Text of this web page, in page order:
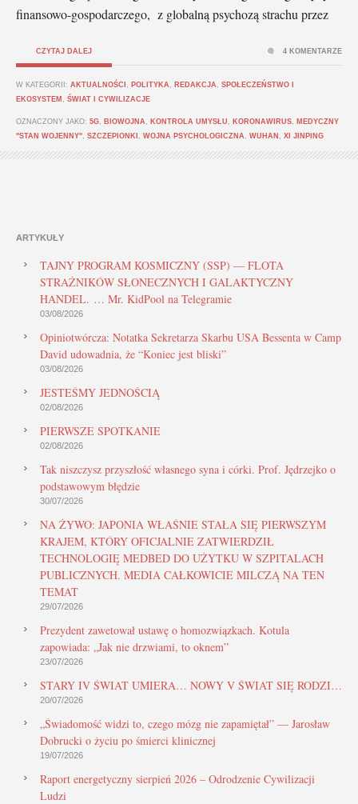
finansowo-gospodarczego, z globalną psychozą strachu przez
CZYTAJ DALEJ
W KATEGORII: AKTUALNOŚCI POLITYKA REDAKCJA
SPOŁECZEŃSTWO I
EKOSYSTEM
ŚWIAT I CYWILIZACJE
OZNACZONY JAKO: 5G BIOWOJNA KONTROLA UMYSŁU KORONAWIRUS
MEDYCZNY
"STAN WOJENNY" SZCZEPIONKI WOJNA PSYCHOLOGICZNA WUHAN XI JINPING
4 KOMENTARZE
ARTYKUŁY
TAJNY PROGRAM KOSMICZNY (SSP) — FLOTA
STRAŻNIKÓW SŁONECZNYCH I GALAKTYCZNY
HANDEL. … Mr. KidPool na Telegramie
03/08/2026
Opiniotwórcza: Notatka Sekretarza Skarbu USA Bessenta w Camp
David udowadnia, że “Koniec jest bliski”
03/08/2026
JESTEŚMY JEDNOŚCIĄ
02/08/2026
PIERWSZE SPOTKANIE
02/08/2026
Tak niszczysz przyszłość własnego syna i córki. Prof. Jędrzejko o
podstawowym błędzie
30/07/2026
NA ŻYWO: JAPONIA WŁAŚNIE STAŁA SIĘ PIERWSZYM
KRAJEM, KTÓRY OFICJALNIE ZATWIERDZIŁ
TECHNOLOGIĘ MEDBED DO UŻYTKU W SZPITALACH
PUBLICZNYCH. MEDIA CAŁKOWICIE MILCZĄ NA TEN
TEMAT
29/07/2026
Prezydent zawetował ustawę o homozwiązkach. Kotula
zapowiada: „Jak nie drzwiami, to oknem”
23/07/2026
STARY IV ŚWIAT UMIERA… NOWY V ŚWIAT SIĘ RODZI…
20/07/2026
„Świadomość widzi to, czego mózg nie zapamiętał” — Jarosław
Dobrucki o życiu po śmierci klinicznej
19/07/2026
Raport energetyczny sierpień 2026 – Odrodzenie Cywilizacji
Ludzi